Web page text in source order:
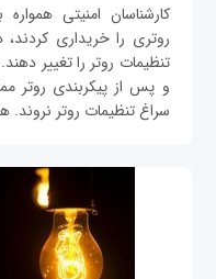
کارشناسان امنیتی
روتری را خریداری
تنظیمات روتر را تغییر
و پس از پیکربندی روتر
سراغ تنظیمات روتر